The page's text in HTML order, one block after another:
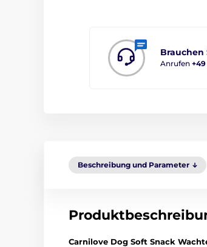
Brauchen
Anrufen +49
Beschreibung und Parameter
Carnilove Dog Soft Snack